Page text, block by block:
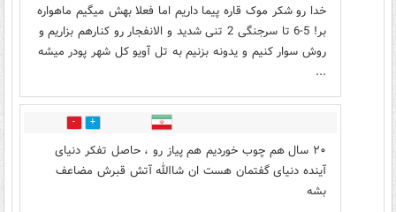
خدا رو شکر موک قاره پیما داریم اما فعلا بهش میگیم ماهواره
بر! 5-6 تا سرجنگی 2 تنی شدید و الانفجار رو کنارهم بزاریم و
روش سوار کنیم و یدونه بزنیم به تل آویو کل شهر پودر میشه
...
7
۲۰ سال هم چوب خوردیم هم پیاز رو ، حاصل تفکر دنیای
آینده دنیای گفتمان هست ان شاالله آتش قبرش مضاعف
بشه